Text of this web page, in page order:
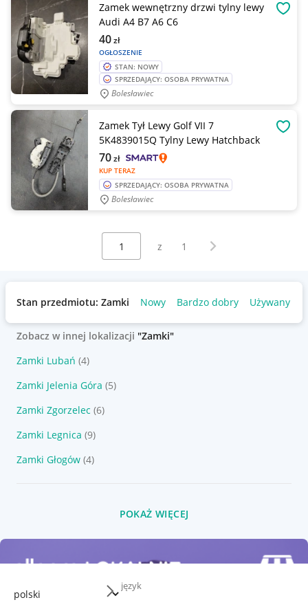
język
Zamek wewnętrzny drzwi tylny lewy
Audi A4 B7 A6 C6
OGŁOSZENIE
40zł
STAN: NOWY
SPRZEDAJĄCY: OSOBA PRYWATNA
Bolesławiec
Zamek Tył Lewy Golf VII 7
5K4839015Q Tylny Lewy Hatchback
KUP TERAZ
70zł
SPRZEDAJĄCY: OSOBA PRYWATNA
Bolesławiec
Wybierz stronę:
z 1 Następna strona
Stan przedmiotu: Zamki Nowy Bardzo dobry Używany
Zobacz w innej lokalizacji "Zamki"
Zamki Lubań (4)
Zamki Jelenia Góra (5)
Zamki Zgorzelec (6)
Zamki Legnica (9)
Zamki Głogów (4)
POKAŻ WIĘCEJ